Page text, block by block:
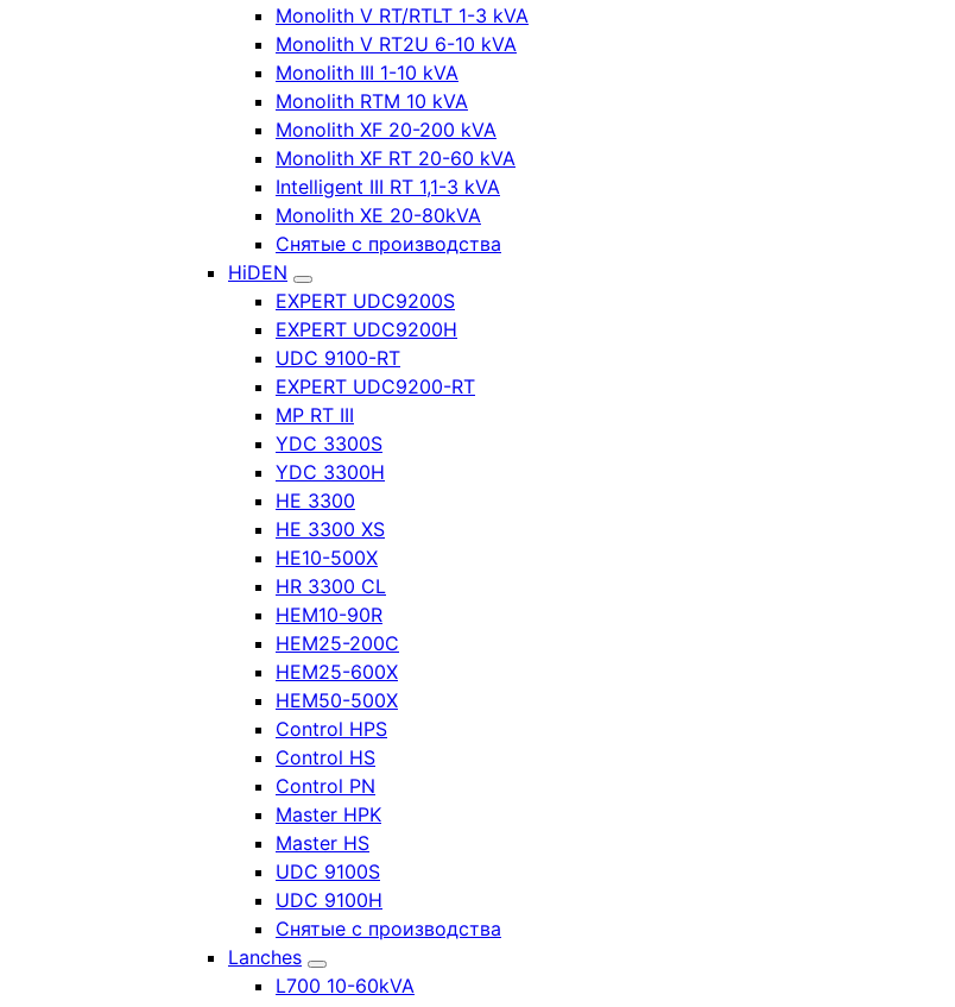
Monolith V RT/RTLT 1-3 kVA
Monolith V RT2U 6-10 kVA
Monolith III 1-10 kVA
Monolith RTM 10 kVA
Monolith XF 20-200 kVA
Monolith XF RT 20-60 kVA
Intelligent III RT 1,1-3 kVA
Monolith XE 20-80kVA
Снятые с производства
HiDEN
EXPERT UDC9200S
EXPERT UDC9200H
UDC 9100-RT
EXPERT UDC9200-RT
MP RT III
YDC 3300S
YDC 3300H
HE 3300
HE 3300 XS
HE10-500X
HR 3300 CL
HEM10-90R
HEM25-200C
HEM25-600X
HEM50-500X
Control HPS
Control HS
Control PN
Master HPK
Master HS
UDC 9100S
UDC 9100H
Снятые с производства
Lanches
L700 10-60kVA